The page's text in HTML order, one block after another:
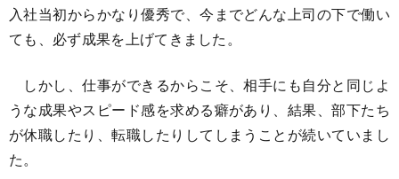
入社当初からかなり優秀で、今までどんな上司の下で働い
ても、必ず成果を上げてきました。
しかし、仕事ができるからこそ、相手にも自分と同じよ
うな成果やスピード感を求める癖があり、結果、部下たち
が休職したり、転職したりしてしまうことが続いていまし
た。